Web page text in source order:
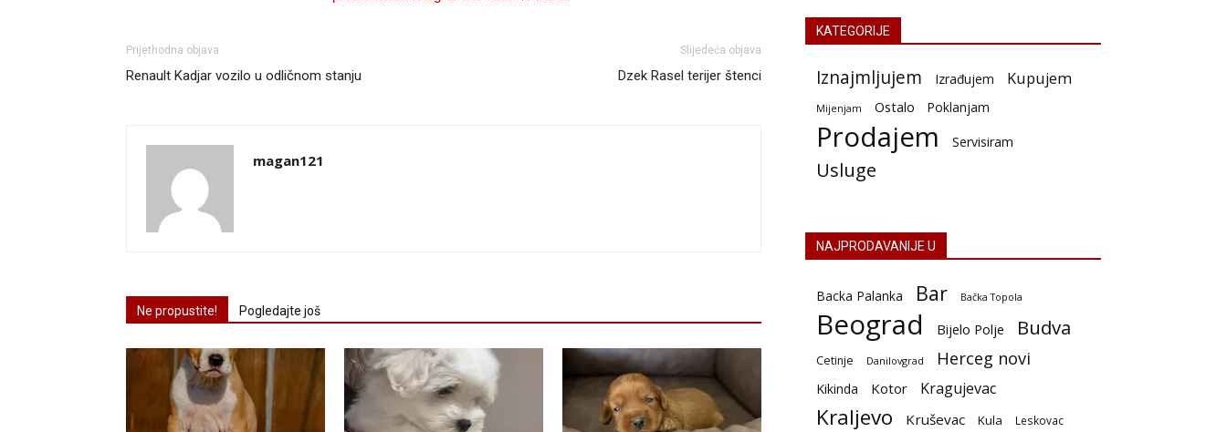
Prijethodna objava
Renault Kadjar vozilo u odličnom stanju
Slijedeća objava
Dzek Rasel terijer štenci
magan121
Ne propustite! Pogledajte još
KATEGORIJE
Iznajmljujem Izrađujem Kupujem
Mijenjam Ostalo Poklanjam
Prodajem Servisiram
Usluge
NAJPRODAVANIJE U
Backa Palanka Bar Bačka Topola
Beograd Bijelo Polje Budva
Cetinje Danilovgrad Herceg novi
Kikinda Kotor Kragujevac
Kraljevo Kruševac Kula Leskovac